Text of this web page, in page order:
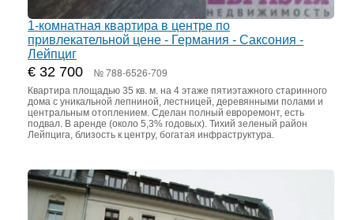
1-комнатная квартира в центре по
привлекательной цене - Германия - Саксония -
Лейпциг
€ 32 700 № 788-6526-709
Квартира площадью 35 кв. м. на 4 этаже пятиэтажного старинного
дома с уникальной лепниной, лестницей, деревянными полами и
центральным отоплением. Сделан полный евроремонт, есть
подвал. В аренде (около 5,3% годовых). Тихий зеленый район
Лейпцига, близость к центру, богатая инфраструктура.